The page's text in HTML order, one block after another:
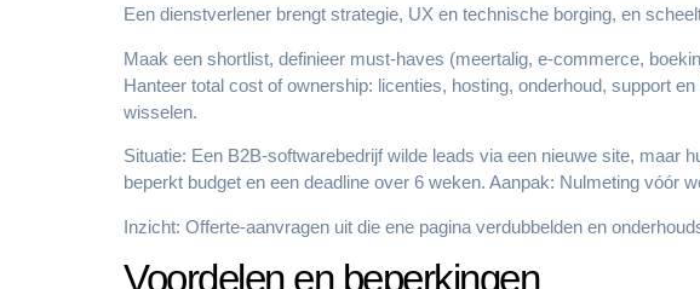
Een dienstverlener brengt strategie, UX en technische borging, en
Maak een shortlist, definieer must-haves (meertalig, e-commerce,
Hanteer total cost of ownership: licenties, hosting, onderhoud, support
wisselen.
Situatie: Een B2B-softwarebedrijf wilde leads via een nieuwe site, maar
beperkt budget en een deadline over 6 weken. Aanpak: Nulmeting vóór
Inzicht: Offerte-aanvragen uit die ene pagina verdubbelden en
Voordelen en beperkingen